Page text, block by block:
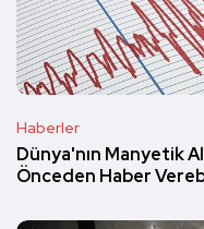
Haberler
Dünya'nın Manyetik
Önceden Haber